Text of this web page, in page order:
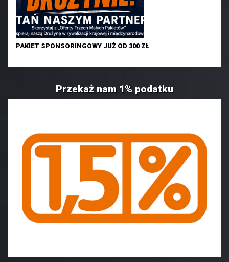
PAKIET SPONSORINGOWY JUŻ OD 300 ZŁ
Przekaż nam 1% podatku